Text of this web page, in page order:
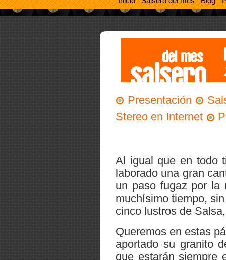
Presentación
Stereo en Internet
Al igual que en todo
laborado una gran
un paso fugaz por la
muchísimo tiempo,
cinco lustros de
Queremos en estas
aportado su granito
que estarán siempre